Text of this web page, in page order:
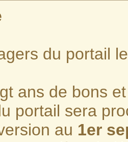
du portail
ans de bons
portail sera
au 1er